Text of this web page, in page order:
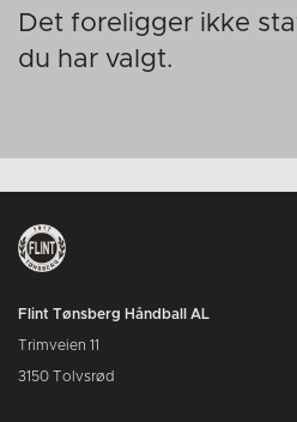
Det foreligger ikke
du har valgt.
Flint Tønsberg Håndball AL
Trimveien 11
3150 Tolvsrød